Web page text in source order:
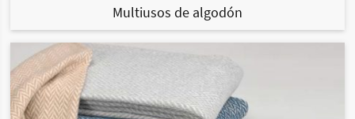
Multiusos de algodón